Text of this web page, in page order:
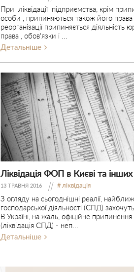
При ліквідації підприємства, крім
особи , припиняються також його
реорганізації припиняється
права , обов'язки і ...
Детальніше
Ліквідація ФОП в Києві та інших
13 ТРАВНЯ 2016 ліквідація
З огляду на сьогоднішні реалії,
господарської діяльності (СПД)
В Україні, на жаль, офіційне припинення
(ліквідація СПД) - неп...
Детальніше